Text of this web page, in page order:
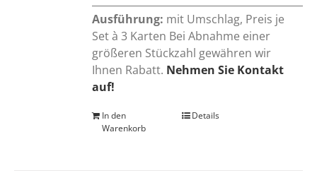
Ausführung: mit Umschlag, Preis je
Set à 3 Karten Bei Abnahme einer
größeren Stückzahl gewähren wir
Ihnen Rabatt. Nehmen Sie Kontakt
auf!
In den
Warenkorb
Details